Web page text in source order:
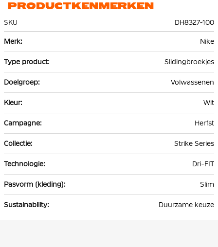
PRODUCTKENMERKEN
SKU
DH8327-100
informatie
Nike
Slidingbroekjes
Volwassenen
Wit
Herfst
Strike Series
Dri-FIT
Slim
Duurzame keuze